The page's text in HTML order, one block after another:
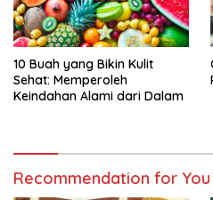
10 Buah yang Bikin Kulit
Sehat: Memperoleh
Keindahan Alami dari Dalam
Recommendation for You